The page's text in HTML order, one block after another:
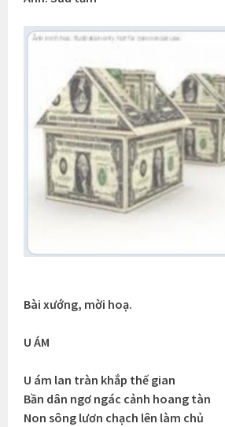
Bài xướng, mời hoạ.
U ÁM
U ám lan tràn khắp thế gian
Bần dân ngơ ngác cảnh hoang tàn
Non sông lươn chạch lên làm chủ